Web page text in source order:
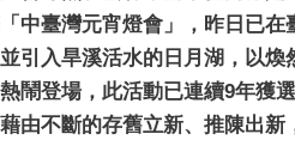
中臺灣元宵燈會」，昨日已
引入旱溪活水的日月湖，以
鬧登場，此活動已連續9年獲
由不斷的存舊立新、推陳出新